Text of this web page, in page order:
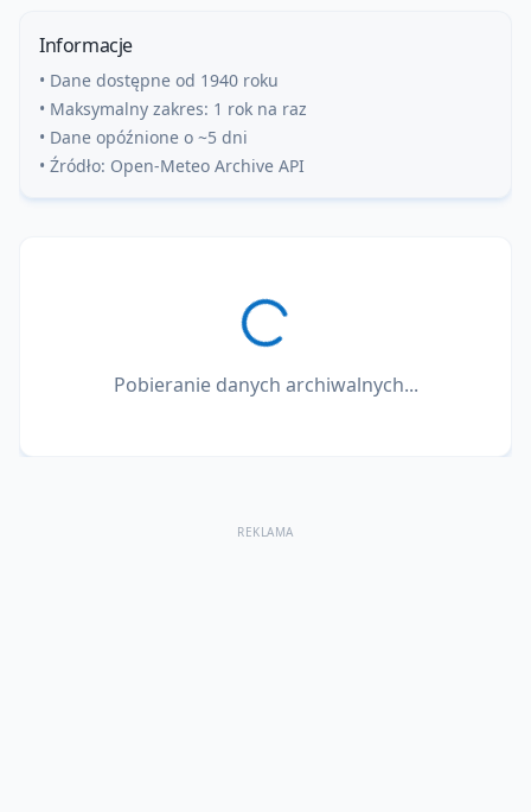
Informacje
• Dane dostępne od 1940 roku
• Maksymalny zakres: 1 rok na raz
• Dane opóźnione o ~5 dni
• Źródło: Open-Meteo Archive API
Pobieranie danych archiwalnych...
REKLAMA